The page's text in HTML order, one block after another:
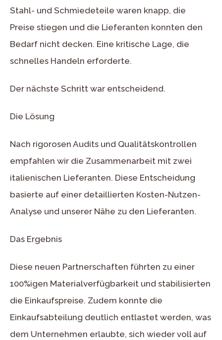
Stahl- und Schmiedeteile waren knapp, die
Preise stiegen und die Lieferanten konnten den
Bedarf nicht decken. Eine kritische Lage, die
schnelles Handeln erforderte.
Der nächste Schritt war entscheidend.
Die Lösung
Nach rigorosen Audits und Qualitätskontrollen
empfahlen wir die Zusammenarbeit mit zwei
italienischen Lieferanten. Diese Entscheidung
basierte auf einer detaillierten Kosten-Nutzen-
Analyse und unserer Nähe zu den Lieferanten.
Das Ergebnis
Diese neuen Partnerschaften führten zu einer
100%igen Materialverfügbarkeit und stabilisierten
die Einkaufspreise. Zudem konnte die
Einkaufsabteilung deutlich entlastet werden, was
dem Unternehmen erlaubte, sich wieder voll auf